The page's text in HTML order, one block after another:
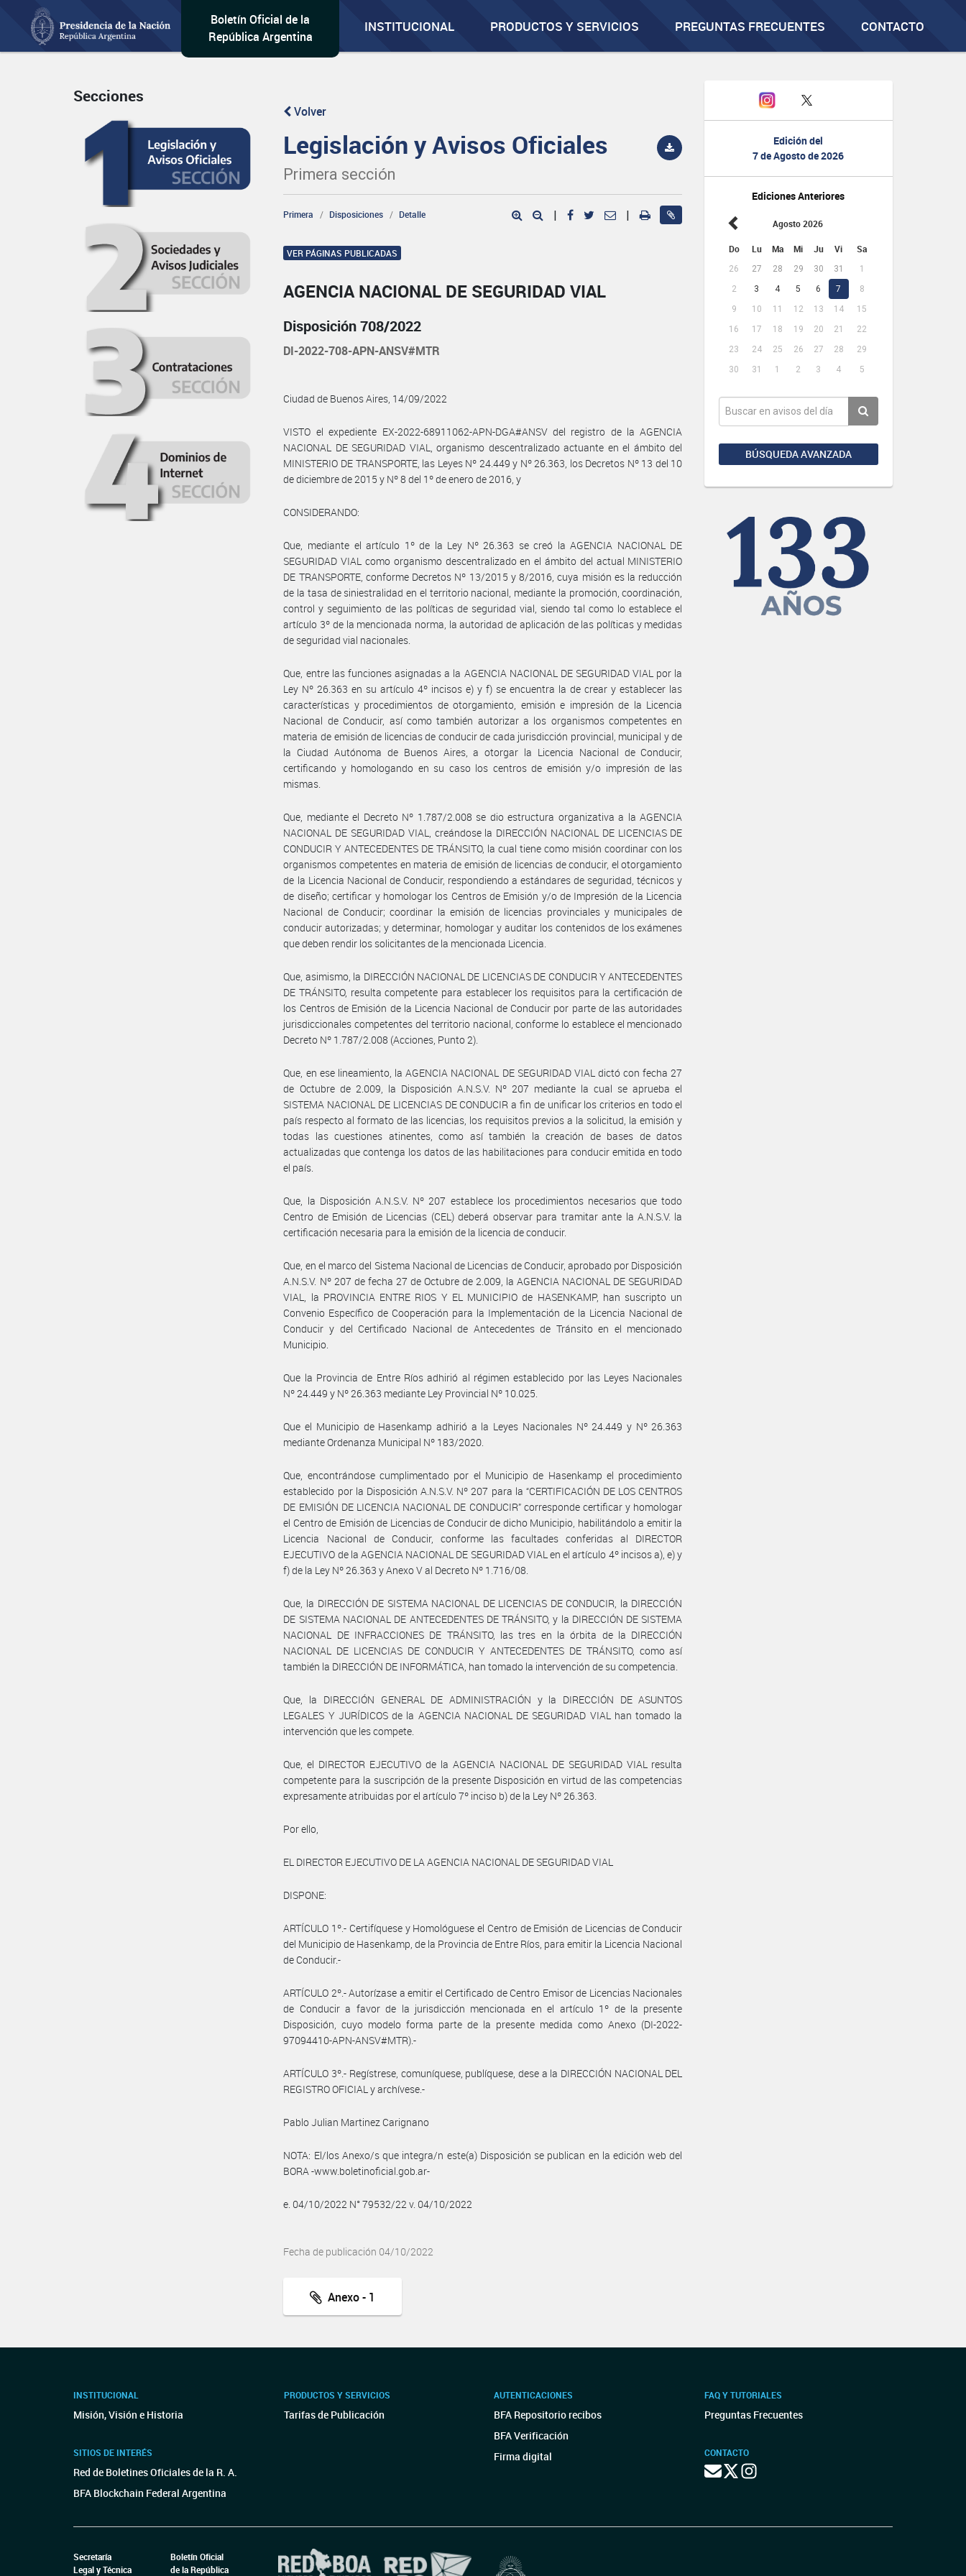
Boletín Oficial de la
República Argentina
INSTITUCIONAL PRODUCTOS Y SERVICIOS PREGUNTAS FRECUENTES CONTACTO
Edición del
7 de Agosto de 2026
Ediciones Anteriores
Agosto 2026
Do Lu Ma Mi Ju Vi Sa
26 27 28 29 30 31
1
2
3 4 5 6 7
8
9
10 11 12 13 14
15
16
17 18 19 20 21
22
23
24 25 26 27 28
29
30
31 1 2 3 4 5
BÚSQUEDA AVANZADA
Secciones
Volver
Legislación y Avisos Oficiales
Primera sección
Primera Disposiciones Detalle | |
VER PÁGINAS PUBLICADAS
AGENCIA NACIONAL DE SEGURIDAD VIAL
Disposición 708/2022
DI-2022-708-APN-ANSV#MTR
Ciudad de Buenos Aires, 14/09/2022
VISTO el expediente EX-2022-68911062-APN-DGA#ANSV del registro de la AGENCIA
NACIONAL DE SEGURIDAD VIAL, organismo descentralizado actuante en el ámbito del
MINISTERIO DE TRANSPORTE, las Leyes Nº 24.449 y Nº 26.363, los Decretos Nº 13 del 10
de diciembre de 2015 y Nº 8 del 1º de enero de 2016, y
CONSIDERANDO:
Que, mediante el artículo 1º de la Ley Nº 26.363 se creó la AGENCIA NACIONAL DE
SEGURIDAD VIAL como organismo descentralizado en el ámbito del actual MINISTERIO
DE TRANSPORTE, conforme Decretos Nº 13/2015 y 8/2016, cuya misión es la reducción
de la tasa de siniestralidad en el territorio nacional, mediante la promoción, coordinación,
control y seguimiento de las políticas de seguridad vial, siendo tal como lo establece el
artículo 3º de la mencionada norma, la autoridad de aplicación de las políticas y medidas
de seguridad vial nacionales.
Que, entre las funciones asignadas a la AGENCIA NACIONAL DE SEGURIDAD VIAL por la
Ley Nº 26.363 en su artículo 4º incisos e) y f) se encuentra la de crear y establecer las
características y procedimientos de otorgamiento, emisión e impresión de la Licencia
Nacional de Conducir, así como también autorizar a los organismos competentes en
materia de emisión de licencias de conducir de cada jurisdicción provincial, municipal y de
la Ciudad Autónoma de Buenos Aires, a otorgar la Licencia Nacional de Conducir,
certificando y homologando en su caso los centros de emisión y/o impresión de las
mismas.
Que, mediante el Decreto Nº 1.787/2.008 se dio estructura organizativa a la AGENCIA
NACIONAL DE SEGURIDAD VIAL, creándose la DIRECCIÓN NACIONAL DE LICENCIAS DE
CONDUCIR Y ANTECEDENTES DE TRÁNSITO, la cual tiene como misión coordinar con los
organismos competentes en materia de emisión de licencias de conducir, el otorgamiento
de la Licencia Nacional de Conducir, respondiendo a estándares de seguridad, técnicos y
de diseño; certificar y homologar los Centros de Emisión y/o de Impresión de la Licencia
Nacional de Conducir; coordinar la emisión de licencias provinciales y municipales de
conducir autorizadas; y determinar, homologar y auditar los contenidos de los exámenes
que deben rendir los solicitantes de la mencionada Licencia.
Que, asimismo, la DIRECCIÓN NACIONAL DE LICENCIAS DE CONDUCIR Y ANTECEDENTES
DE TRÁNSITO, resulta competente para establecer los requisitos para la certificación de
los Centros de Emisión de la Licencia Nacional de Conducir por parte de las autoridades
jurisdiccionales competentes del territorio nacional, conforme lo establece el mencionado
Decreto Nº 1.787/2.008 (Acciones, Punto 2).
Que, en ese lineamiento, la AGENCIA NACIONAL DE SEGURIDAD VIAL dictó con fecha 27
de Octubre de 2.009, la Disposición A.N.S.V. Nº 207 mediante la cual se aprueba el
SISTEMA NACIONAL DE LICENCIAS DE CONDUCIR a fin de unificar los criterios en todo el
país respecto al formato de las licencias, los requisitos previos a la solicitud, la emisión y
todas las cuestiones atinentes, como así también la creación de bases de datos
actualizadas que contenga los datos de las habilitaciones para conducir emitida en todo
el país.
Que, la Disposición A.N.S.V. Nº 207 establece los procedimientos necesarios que todo
Centro de Emisión de Licencias (CEL) deberá observar para tramitar ante la A.N.S.V. la
certificación necesaria para la emisión de la licencia de conducir.
Que, en el marco del Sistema Nacional de Licencias de Conducir, aprobado por Disposición
A.N.S.V. Nº 207 de fecha 27 de Octubre de 2.009, la AGENCIA NACIONAL DE SEGURIDAD
VIAL, la PROVINCIA ENTRE RIOS Y EL MUNICIPIO de HASENKAMP, han suscripto un
Convenio Específico de Cooperación para la Implementación de la Licencia Nacional de
Conducir y del Certificado Nacional de Antecedentes de Tránsito en el mencionado
Municipio.
Que la Provincia de Entre Ríos adhirió al régimen establecido por las Leyes Nacionales
Nº 24.449 y Nº 26.363 mediante Ley Provincial Nº 10.025.
Que el Municipio de Hasenkamp adhirió a la Leyes Nacionales Nº 24.449 y Nº 26.363
mediante Ordenanza Municipal Nº 183/2020.
Que, encontrándose cumplimentado por el Municipio de Hasenkamp el procedimiento
establecido por la Disposición A.N.S.V. Nº 207 para la “CERTIFICACIÓN DE LOS CENTROS
DE EMISIÓN DE LICENCIA NACIONAL DE CONDUCIR” corresponde certificar y homologar
el Centro de Emisión de Licencias de Conducir de dicho Municipio, habilitándolo a emitir la
Licencia Nacional de Conducir, conforme las facultades conferidas al DIRECTOR
EJECUTIVO de la AGENCIA NACIONAL DE SEGURIDAD VIAL en el artículo 4º incisos a), e) y
f) de la Ley Nº 26.363 y Anexo V al Decreto Nº 1.716/08.
Que, la DIRECCIÓN DE SISTEMA NACIONAL DE LICENCIAS DE CONDUCIR, la DIRECCIÓN
DE SISTEMA NACIONAL DE ANTECEDENTES DE TRÁNSITO, y la DIRECCIÓN DE SISTEMA
NACIONAL DE INFRACCIONES DE TRÁNSITO, las tres en la órbita de la DIRECCIÓN
NACIONAL DE LICENCIAS DE CONDUCIR Y ANTECEDENTES DE TRÁNSITO, como así
también la DIRECCIÓN DE INFORMÁTICA, han tomado la intervención de su competencia.
Que, la DIRECCIÓN GENERAL DE ADMINISTRACIÓN y la DIRECCIÓN DE ASUNTOS
LEGALES Y JURÍDICOS de la AGENCIA NACIONAL DE SEGURIDAD VIAL han tomado la
intervención que les compete.
Que, el DIRECTOR EJECUTIVO de la AGENCIA NACIONAL DE SEGURIDAD VIAL resulta
competente para la suscripción de la presente Disposición en virtud de las competencias
expresamente atribuidas por el artículo 7º inciso b) de la Ley Nº 26.363.
Por ello,
EL DIRECTOR EJECUTIVO DE LA AGENCIA NACIONAL DE SEGURIDAD VIAL
DISPONE:
ARTÍCULO 1º.- Certifíquese y Homológuese el Centro de Emisión de Licencias de Conducir
del Municipio de Hasenkamp, de la Provincia de Entre Ríos, para emitir la Licencia Nacional
de Conducir.-
ARTÍCULO 2º.- Autorízase a emitir el Certificado de Centro Emisor de Licencias Nacionales
de Conducir a favor de la jurisdicción mencionada en el artículo 1º de la presente
Disposición, cuyo modelo forma parte de la presente medida como Anexo (DI-2022-
97094410-APN-ANSV#MTR).-
ARTÍCULO 3º.- Regístrese, comuníquese, publíquese, dese a la DIRECCIÓN NACIONAL DEL
REGISTRO OFICIAL y archívese.-
Pablo Julian Martinez Carignano
NOTA: El/los Anexo/s que integra/n este(a) Disposición se publican en la edición web del
BORA -www.boletinoficial.gob.ar-
e. 04/10/2022 N° 79532/22 v. 04/10/2022
Fecha de publicación 04/10/2022
Anexo - 1
INSTITUCIONAL
Misión, Visión e Historia
SITIOS DE INTERÉS
Red de Boletines Oficiales de la R. A.
BFA Blockchain Federal Argentina
PRODUCTOS Y SERVICIOS
Tarifas de Publicación
AUTENTICACIONES
BFA Repositorio recibos
BFA Verificación
Firma digital
FAQ Y TUTORIALES
Preguntas Frecuentes
CONTACTO
Secretaría
Legal y Técnica
Boletín Oficial
de la República